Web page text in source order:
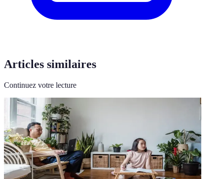
Articles similaires
Continuez votre lecture